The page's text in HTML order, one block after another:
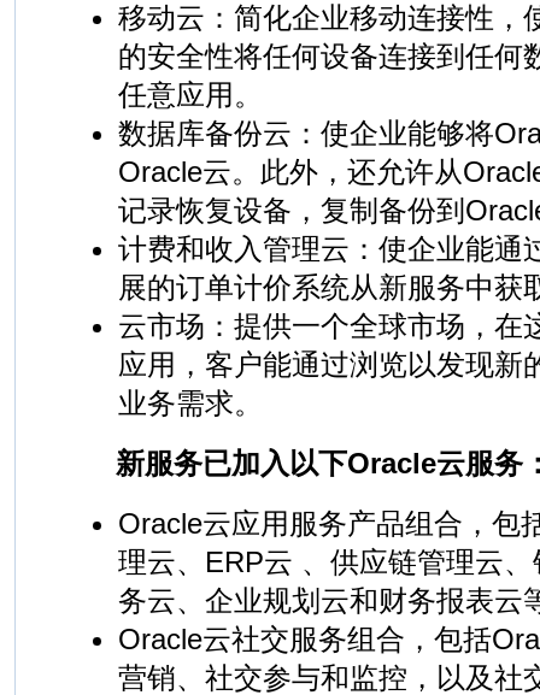
移动云：简化企业移动连接性，
的安全性将任何设备连接到任何
任意应用。
数据库备份云：使企业能够将
Oracle云。此外，还允许从
记录恢复设备，复制备份到
计费和收入管理云：使企业能通
展的订单计价系统从新服务中获
云市场：提供一个全球市场，在
应用，客户能通过浏览以发现新
业务需求。
新服务已加入以下Oracle云服务
Oracle云应用服务产品组合，包
理云、ERP云 、供应链管理云
务云、企业规划云和财务报表云
Oracle云社交服务组合，包括
营销、社交参与和监控，以及社